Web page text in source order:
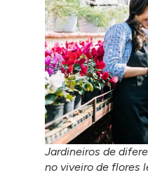
Jardineiros de
no viveiro de flores